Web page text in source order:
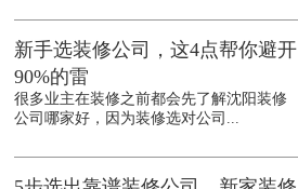
新手选装修公司，这4点帮你避开
90%的雷
很多业主在装修之前都会先了解沈阳装修
公司哪家好，因为装修选对公司...